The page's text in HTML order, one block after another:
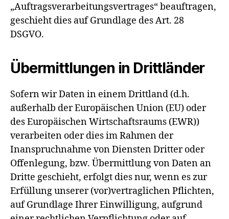
„Auftragsverarbeitungsvertrages“ beauftragen,
geschieht dies auf Grundlage des Art. 28
DSGVO.
Übermittlungen in Drittländer
Sofern wir Daten in einem Drittland (d.h.
außerhalb der Europäischen Union (EU) oder
des Europäischen Wirtschaftsraums (EWR))
verarbeiten oder dies im Rahmen der
Inanspruchnahme von Diensten Dritter oder
Offenlegung, bzw. Übermittlung von Daten an
Dritte geschieht, erfolgt dies nur, wenn es zur
Erfüllung unserer (vor)vertraglichen Pflichten,
auf Grundlage Ihrer Einwilligung, aufgrund